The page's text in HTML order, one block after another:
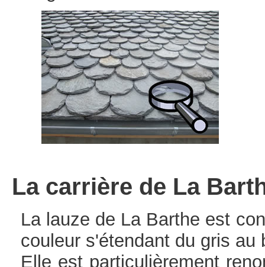
La carrière de La
La lauze de La Barthe est
couleur s'étendant du gris au
Elle est particulièrement